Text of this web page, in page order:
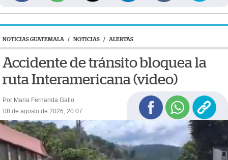
NOTICIAS GUATEMALA / NOTICIAS / ALERTAS
Accidente de tránsito bloquea la
ruta Interamericana (video)
Por Maria Fernanda Gallo
08 de agosto de 2026, 20:07